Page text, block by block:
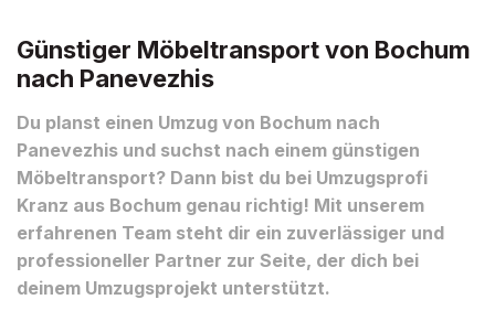
Günstiger Möbeltransport von Bochum
nach Panevezhis
Du planst einen Umzug von Bochum nach
Panevezhis und suchst nach einem günstigen
Möbeltransport? Dann bist du bei Umzugsprofi
Kranz aus Bochum genau richtig! Mit unserem
erfahrenen Team steht dir ein zuverlässiger und
professioneller Partner zur Seite, der dich bei
deinem Umzugsprojekt unterstützt.